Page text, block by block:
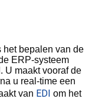
het bepalen van de
ERP-systeem
U maakt vooraf de
u real-time een
van EDI om het